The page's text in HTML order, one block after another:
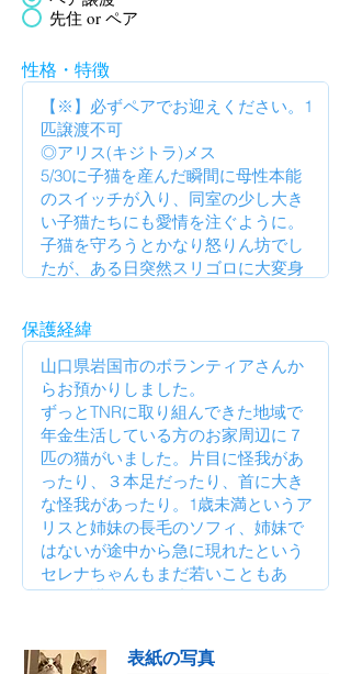
先住 or ペア
性格・特徴
保護経緯
表紙の写真